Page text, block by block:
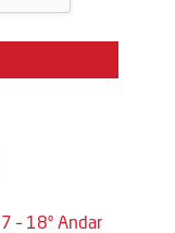
– 18º Andar